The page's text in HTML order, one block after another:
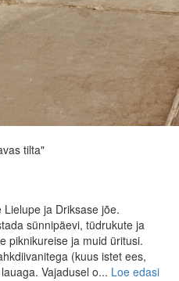
tilta"
ja Driksase jõe.
sünnipäevi, tüdrukute ja
piknikureise ja muid üritusi.
(kuus istet ees,
Vajadusel o... Loe edasi